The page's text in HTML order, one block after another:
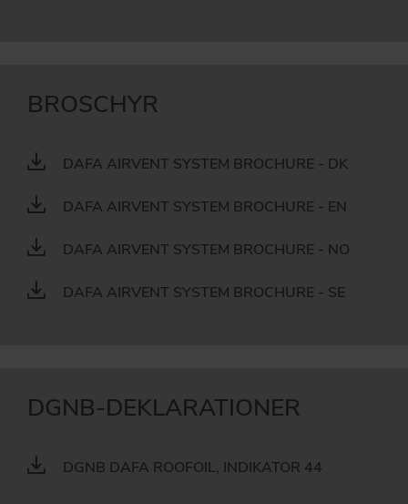
BROSCHYR
DAFA AIRVENT SYSTEM BROCHURE - DK
DAFA AIRVENT SYSTEM BROCHURE - EN
DAFA AIRVENT SYSTEM BROCHURE - NO
DAFA AIRVENT SYSTEM BROCHURE - SE
DGNB-DEKLARATIONER
DGNB DAFA ROOFOIL, INDIKATOR 44